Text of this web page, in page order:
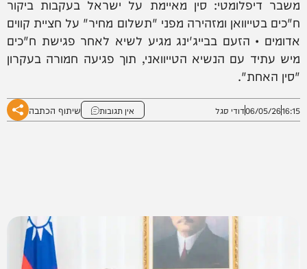
משבר דיפלומטי: סין מאיימת על ישראל בעקבות ביקור
ח"כים בטייוואן ומזהירה מפני "תשלום מחיר" על חציית קווים
אדומים • הזעם בבייג'ינג מגיע לשיא לאחר פגישת ח"כים
מיש עתיד עם הנשיא הטייוואני, תוך פגיעה חמורה בעקרון
"סין האחת".
16:15
06/05/26דודי סגל אין תגובות שיתוף הכתבה